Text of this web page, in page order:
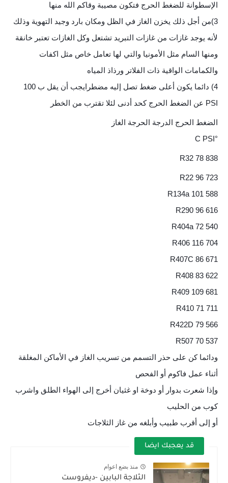
الإسطوانة للضغط الحرج فتكون مصيبة وقاكم الله منها
3)من أجل ذلك يخزن الغاز في الظل ومكان بارد وجيد التهوية وذلك
لأنه يوجد غازات من غازات التبريد تشتعل وكل الغازات تعتبر خانقة
ومنها السام مثل الأمونيا والتي لها تعامل خاص مثل اكفات
والكمامات الواقية ذات الفلاتر ورذاذ المياه
4) دائما يكون أعلى ضغط تصل إليه مضطرايجب أن يقل ب 100
PSI عن الضغط الحرج كحد أدنى لئلا تقترب من الخطر
الضغط الحرج الدرجة الحرجة الغاز
°C PSI
R32 78 838
R22 96 723
R134a 101 588
R290 96 616
R404a 72 540
R406 116 704
R407C 86 671
R408 83 622
R409 109 681
R410 71 711
R422D 79 566
R507 70 537
ودائما كن على حذر التسمم من تسريب الغاز في الأماكن المغلقة
أثناء عمل فاكوم أو الفحص
وإذا شعرت بدوار أو دوخة او غثيان أخرج إلى الهواء الطلق واشرب
كوب من الحليب
أو إلى أقرب طبيب وأبلغه من غاز الثلاجات
قد يعجبك ايضا
منذ بضع اعوام
الثلاجة البابين -ديفروست